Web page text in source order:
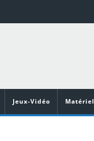
Jeux-Vidéo Matériel